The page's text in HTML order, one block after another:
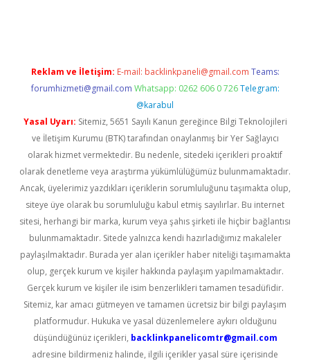
Reklam ve İletişim: E-mail: backlinkpaneli@gmail.com Teams:
forumhizmeti@gmail.com Whatsapp: 0262 606 0 726 Telegram:
@karabul
Yasal Uyarı: Sitemiz, 5651 Sayılı Kanun gereğince Bilgi Teknolojileri
ve İletişim Kurumu (BTK) tarafından onaylanmış bir Yer Sağlayıcı
olarak hizmet vermektedir. Bu nedenle, sitedeki içerikleri proaktif
olarak denetleme veya araştırma yükümlülüğümüz bulunmamaktadır.
Ancak, üyelerimiz yazdıkları içeriklerin sorumluluğunu taşımakta olup,
siteye üye olarak bu sorumluluğu kabul etmiş sayılırlar. Bu internet
sitesi, herhangi bir marka, kurum veya şahıs şirketi ile hiçbir bağlantısı
bulunmamaktadır. Sitede yalnızca kendi hazırladığımız makaleler
paylaşılmaktadır. Burada yer alan içerikler haber niteliği taşımamakta
olup, gerçek kurum ve kişiler hakkında paylaşım yapılmamaktadır.
Gerçek kurum ve kişiler ile isim benzerlikleri tamamen tesadüfidir.
Sitemiz, kar amacı gütmeyen ve tamamen ücretsiz bir bilgi paylaşım
platformudur. Hukuka ve yasal düzenlemelere aykırı olduğunu
düşündüğünüz içerikleri, backlinkpanelicomtr@gmail.com
adresine bildirmeniz halinde, ilgili içerikler yasal süre içerisinde